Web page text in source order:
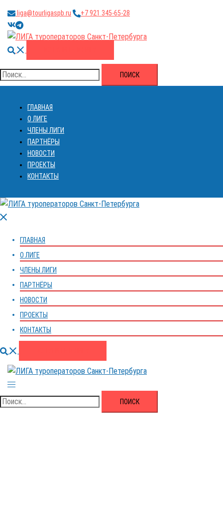
содержимому
liga@tourligaspb.ru
+7 921 345-65-28
https://vk.com/ligatourspb
https://t.me/tourligaspb
Поиск
Найти:
ГЛАВНАЯ
О ЛИГЕ
ЧЛЕНЫ ЛИГИ
ПАРТНЁРЫ
НОВОСТИ
ПРОЕКТЫ
КОНТАКТЫ
Закрыть
ГЛАВНАЯ
О ЛИГЕ
ЧЛЕНЫ ЛИГИ
ПАРТНЁРЫ
НОВОСТИ
ПРОЕКТЫ
КОНТАКТЫ
Поиск
Переключатель
меню
Найти: